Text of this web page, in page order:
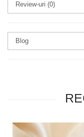
Review-uri (0)
Blog